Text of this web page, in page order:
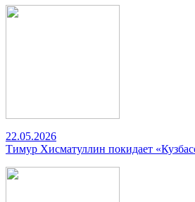
22.05.2026
Тимур Хисматуллин покидает